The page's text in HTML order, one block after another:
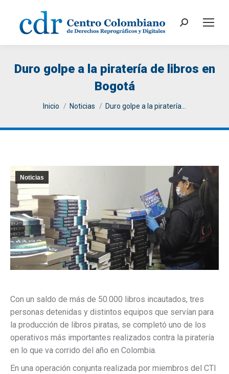
Search:
Duro golpe a la piratería de libros en
Bogotá
You are here:
Inicio Noticias Duro golpe a la piratería…
Noticias
Con un saldo de más de 50.000 libros incautados, tres
personas detenidas y distintos equipos que servían para
la producción de libros piratas, se completó uno de los
operativos más importantes realizados contra la piratería
en lo que va corrido del año en Colombia.
En una operación conjunta realizada por miembros del CTI